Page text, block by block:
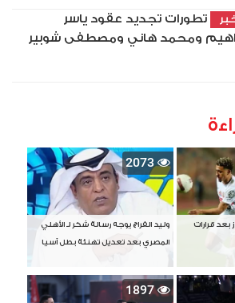
تطورات تجديد عقود ياسر
ومحمد هاني ومصطفى شوبير
بعد قرارات
2073
وليد الفراج يوجه رسالة شكر لـ الأهلي
المصري بعد تعديل تهنئة بطل آسيا
1897